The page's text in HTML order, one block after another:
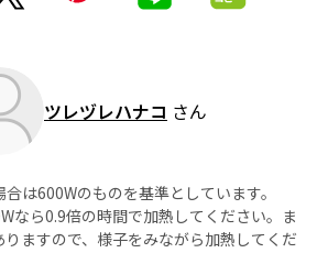
ツレヅレハナコ さん
は600Wのものを基準としています。
なら0.9倍の時間で加熱してください。ま
ますので、様子をみながら加熱してくだ